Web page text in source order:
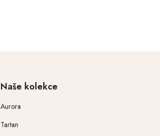
Naše kolekce
Aurora
Tartan